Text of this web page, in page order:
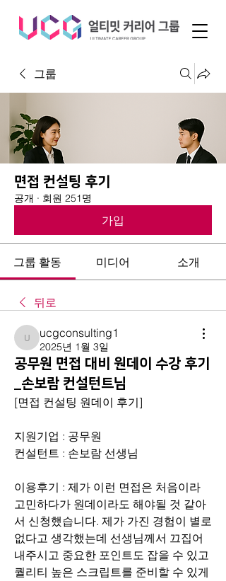
그룹
면접 컨설팅 후기
공개 · 회원 251명
가입
그룹 활동 미디어 소개
뒤로
ucgconsulting1
ucgconsulting1
2025년 1월 3일
공무원 면접 대비 원데이 수강 후기
_손보람 컨설턴트님
[면접 컨설팅 원데이 후기]
지원기업 : 공무원
컨설턴트 : 손보람 선생님
이용후기 : 제가 이런 면접은 처음이라
고민하다가 원데이라도 해야될 것 같아
서 신청했습니다. 제가 가진 경험이 별로
없다고 생각했는데 선생님께서 끄집어
내주시고 중요한 포인트도 잡을 수 있고
퀄리티 높은 스크립트를 준비할 수 있게